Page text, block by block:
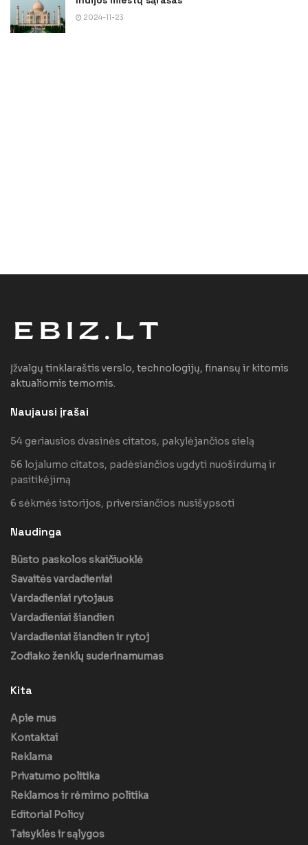
2024-11-23
Įžvalgų tinklaraštis verslo, technologijų, finansų ir kitomis
aktualiomis temomis.
Naujausi įrašai
54 geriausios dvasinės citatos, pakylėjančios sielą
56 lojalumo citatos, padėsiančios ugdyti nuoširdumą ir
pasitikėjimą
6 sėkmės istorijos, priversiančios nusišypsoti
Naudinga
Būsto paskolos skaičiuoklė
Savaitės vardadieniai
Vardadieniai rytojaus
Vardadieniai šiandien
Vardadieniai šiandien ir rytoj
Zodiako ženklų suderinamumas
Kita
Apie mus
Kontaktai
Reklama
Privatumo politika
Reklamos ir rėmimo politika
Editorial Policy
Taisyklės ir sąlygos